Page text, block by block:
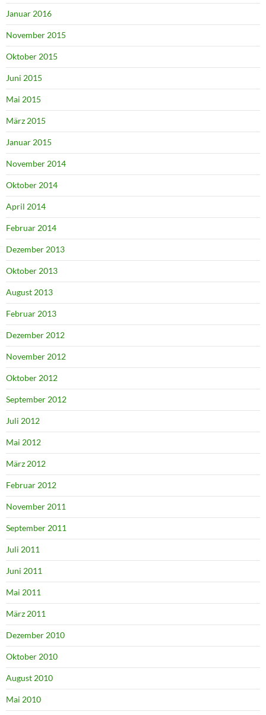
Januar 2016
November 2015
Oktober 2015
Juni 2015
Mai 2015
März 2015
Januar 2015
November 2014
Oktober 2014
April 2014
Februar 2014
Dezember 2013
Oktober 2013
August 2013
Februar 2013
Dezember 2012
November 2012
Oktober 2012
September 2012
Juli 2012
Mai 2012
März 2012
Februar 2012
November 2011
September 2011
Juli 2011
Juni 2011
Mai 2011
März 2011
Dezember 2010
Oktober 2010
August 2010
Mai 2010